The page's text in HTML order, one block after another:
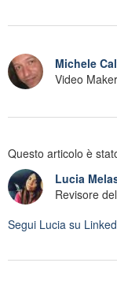
Michele
Video Maker
Questo articolo è
Lucia
Revisore
Segui Lucia su